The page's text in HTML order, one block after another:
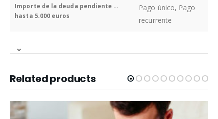
Importe de la deuda pendiente …
hasta 5.000 euros
Pago único, Pago
recurrente
Related products